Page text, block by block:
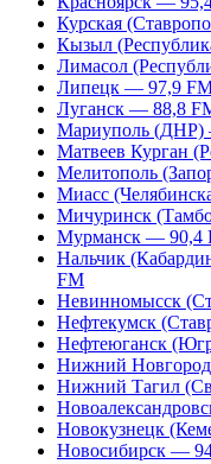
Курская
Кызыл
Лимасол
Липецк — 97,9
Луганск — 88,8
Мариуполь (ДНР)
Матвеев Курган
Мелитополь
Миасс
Мичуринск
Мурманск — 90,4
Нальчик
FM
Невинномысск
Нефтекумск
Нефтеюганск
Нижний
Нижний Тагил
Новокузнецк
Новосибирск —